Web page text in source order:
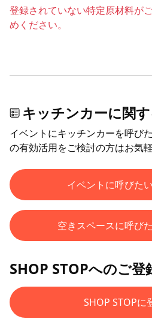
登録されていない特定原材料が
めください。
キッチンカーに関
イベントにキッチンカーを呼び
の有効活用をご検討の方はお気
イベントに呼びた
空きスペースに呼び
SHOP STOPへのご登
SHOP STOPに